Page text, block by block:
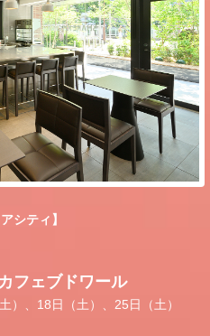
シティ】
フェブドワール
）、18日（土）、25日（土）